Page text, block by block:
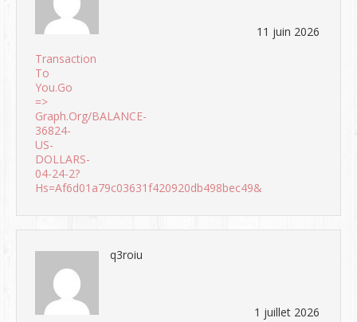
Transaction
To
You.Go
=>
Graph.org/BALANCE-
36824-
US-
DOLLARS-
04-24-2?
Hs=af6d01a79c03631f420920db498bec49&
11 juin 2026
q3roiu
1 juillet 2026